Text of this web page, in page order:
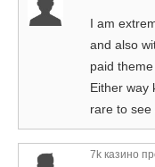
I am
and also
paid
Either way
rare to see
7k казино